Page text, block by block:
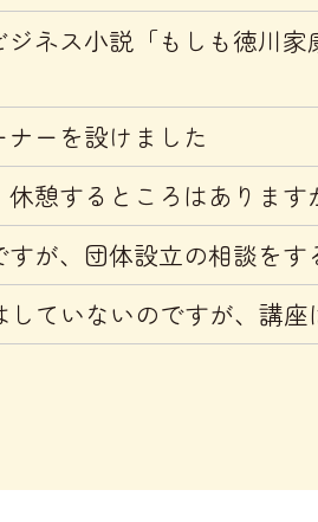
ネス小説「もしも徳川
ーを設けました
憩するところはあります
が、団体設立の相談を
していないのですが、講座